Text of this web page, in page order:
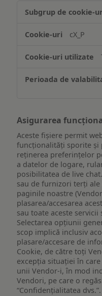
și/sau
informațiilor
pe
dispozitiv
cX_P
Asigurarea
Aceste fișiere permit
funcționalități sporite și
reţinerea preferinţelor
a datelor de logare,
posibilitatea de live
sau de furnizori terți
paginile noastre
plasarea/accesarea
sau toate aceste
Selectarea opțiunii
scop implică inclusiv
plasare/accesare de
Cookie, de către toți
excepția situației în
unii Vendor-i, în mod
Vendori, pe care o
“Confidențialitatea dvs.”.